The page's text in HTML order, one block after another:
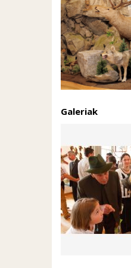
Galeriak